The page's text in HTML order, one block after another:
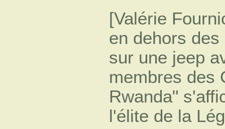
[Valérie
en dehors
sur une jeep
membres des
Rwanda"
l'élite de la